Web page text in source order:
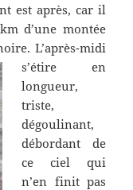
est après, car il
d’une montée
L’après-midi
s’étire en
longueur,
triste,
dégoulinant,
débordant de
ce ciel qui
n’en finit pas